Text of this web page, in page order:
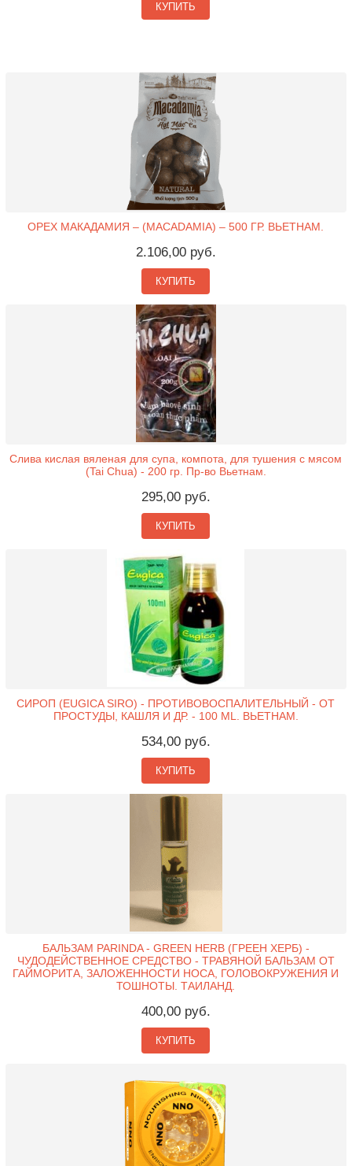
КУПИТЬ
ОРЕХ МАКАДАМИЯ – (MACADAMIA) – 500 ГР. ВЬЕТНАМ.
2.106,00 руб.
КУПИТЬ
Слива кислая вяленая для супа, компота, для тушения с мясом
(Tai Chua) - 200 гр. Пр-во Вьетнам.
295,00 руб.
КУПИТЬ
СИРОП (EUGICA SIRO) - ПРОТИВОВОСПАЛИТЕЛЬНЫЙ - ОТ
ПРОСТУДЫ, КАШЛЯ И ДР. - 100 ML. ВЬЕТНАМ.
534,00 руб.
КУПИТЬ
БАЛЬЗАМ PARINDA - GREEN HERB (ГРЕЕН ХЕРБ) -
ЧУДОДЕЙСТВЕННОЕ СРЕДСТВО - ТРАВЯНОЙ БАЛЬЗАМ ОТ
ГАЙМОРИТА, ЗАЛОЖЕННОСТИ НОСА, ГОЛОВОКРУЖЕНИЯ И
ТОШНОТЫ. ТАИЛАНД.
400,00 руб.
КУПИТЬ